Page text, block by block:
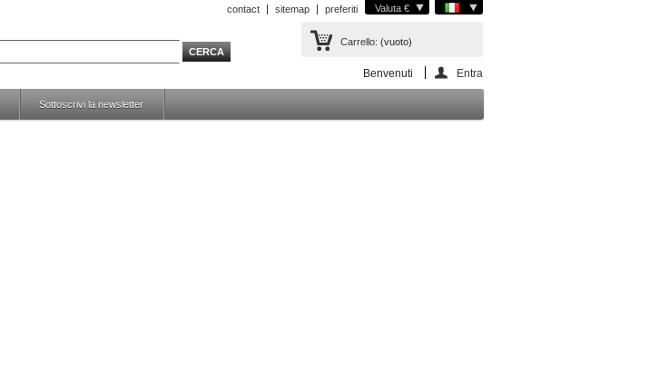
Valuta €
contact sitemap preferiti
Carrello: (vuoto)
Benvenuti Entra
Sottoscrivi la newsletter